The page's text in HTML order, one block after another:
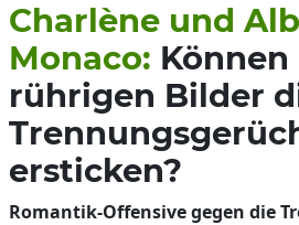
Charlène und
Monaco: Können
rührigen Bilder
ersticken?
Romantik-Offensive gegen die